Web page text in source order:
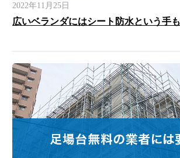
2022年11月25日
広いベランダにはシート防水という手も